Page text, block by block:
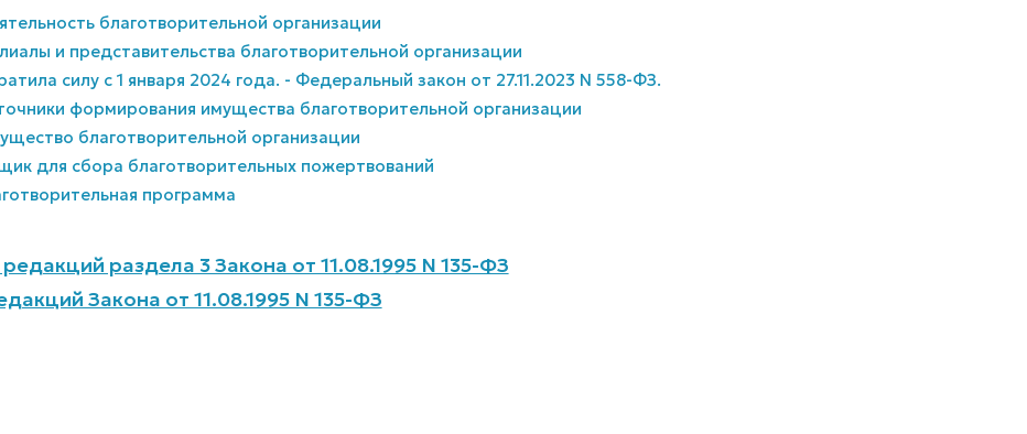
благотворительной организации
и представительства благотворительной организации
силу с 1 января 2024 года. - Федеральный закон от 27.11.2023 N 558-ФЗ.
формирования имущества благотворительной организации
благотворительной организации
для сбора благотворительных пожертвований
программа
раздела 3 Закона от 11.08.1995 N 135-ФЗ
Закона от 11.08.1995 N 135-ФЗ